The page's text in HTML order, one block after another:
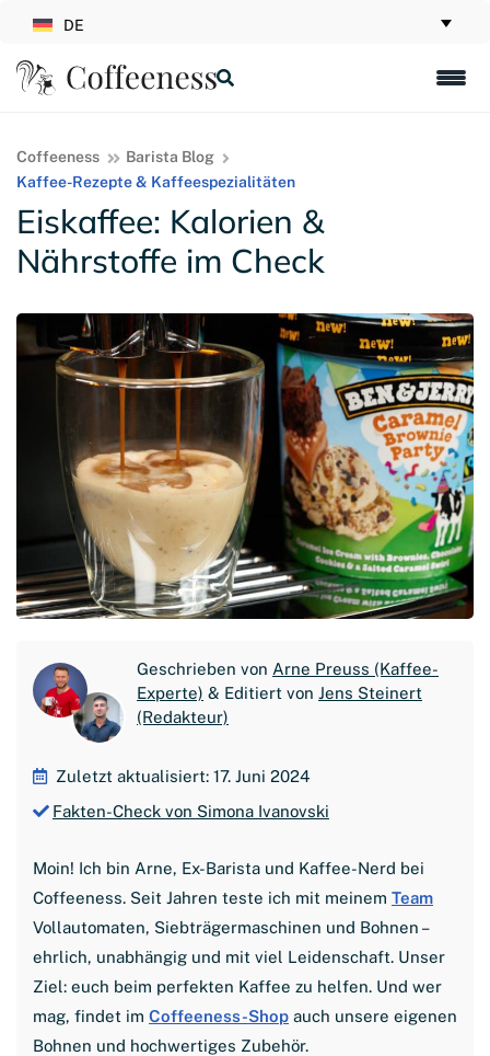
DE
Coffeeness
Barista Blog
Kaffee-Rezepte & Kaffeespezialitäten
Eiskaffee: Kalorien &
Nährstoffe im Check
Geschrieben von Arne Preuss (Kaffee-
Experte) & Editiert von Jens Steinert
(Redakteur)
Zuletzt aktualisiert: 17. Juni 2024
Fakten-Check von Simona Ivanovski
Moin! Ich bin Arne, Ex-Barista und Kaffee-Nerd bei
Coffeeness. Seit Jahren teste ich mit meinem Team
Vollautomaten, Siebträgermaschinen und Bohnen –
ehrlich, unabhängig und mit viel Leidenschaft. Unser
Ziel: euch beim perfekten Kaffee zu helfen. Und wer
mag, findet im Coffeeness-Shop auch unsere eigenen
Bohnen und hochwertiges Zubehör.